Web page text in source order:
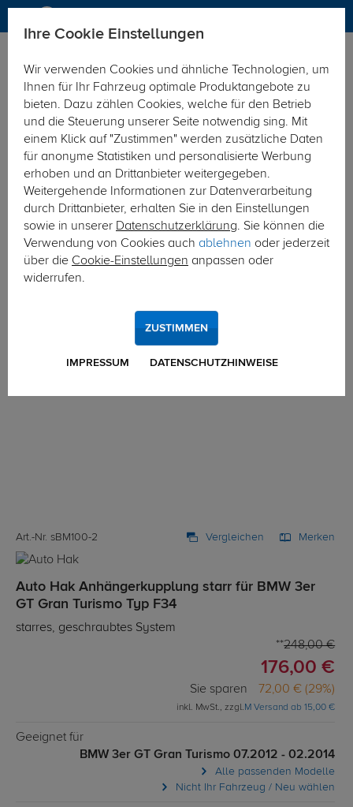
Hier geht's zur Fahrzeugübersicht:
BMW 3er GT Gran
Art.-Nr. sBM100-2 Vergleichen Merken
Auto Hak Anhängerkupplung starr für BMW 3er
GT Gran Turismo Typ F34
starres, geschraubtes System
248,00 €
176,00 €
Sie sparen 72,00 € (29%)
inkl. MwSt., zzgl.M Versand ab 15,00 €
Geeignet für
BMW 3er GT Gran Turismo 07.2012 - 02.2014
Alle passenden Modelle
Nicht Ihr Fahrzeug / Neu wählen
Ihre Cookie Einstellungen
Wir verwenden Cookies und ähnliche Technologien, um
Ihnen für Ihr Fahrzeug optimale Produktangebote zu
bieten. Dazu zählen Cookies, welche für den Betrieb
und die Steuerung unserer Seite notwendig sing. Mit
einem Klick auf "Zustimmen" werden zusätzliche Daten
für anonyme Statistiken und personalisierte Werbung
erhoben und an Drittanbieter weitergegeben.
Weitergehende Informationen zur Datenverarbeitung
durch Drittanbieter, erhalten Sie in den Einstellungen
sowie in unserer Datenschutzerklärung. Sie können die
Verwendung von Cookies auch ablehnen oder jederzeit
über die Cookie-Einstellungen anpassen oder
widerrufen.
IMPRESSUM DATENSCHUTZHINWEISE
ZUSTIMMEN